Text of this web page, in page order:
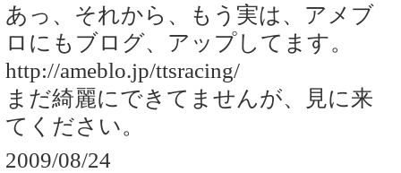
あっ、それから、もう実は、アメブ
ロにもブログ、アップしてます。
http://ameblo.jp/ttsracing/
まだ綺麗にできてませんが、見に来
てください。
2009/08/24